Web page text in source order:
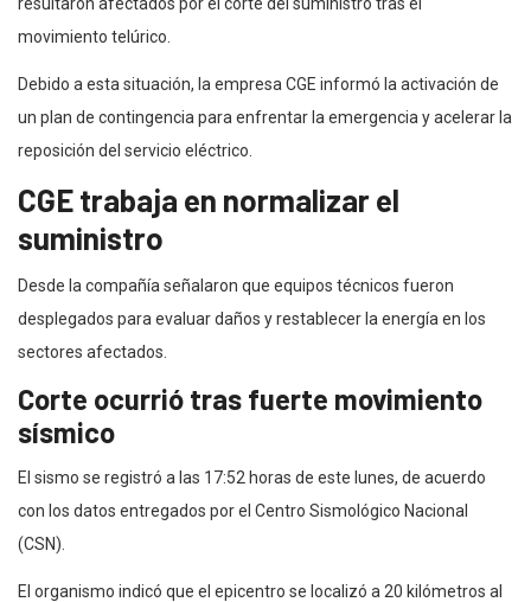
movimiento telúrico.
Debido a esta situación, la empresa CGE informó la activación de
un plan de contingencia para enfrentar la emergencia y acelerar la
reposición del servicio eléctrico.
CGE trabaja en normalizar el
suministro
Desde la compañía señalaron que equipos técnicos fueron
desplegados para evaluar daños y restablecer la energía en los
sectores afectados.
Corte ocurrió tras fuerte movimiento
sísmico
El sismo se registró a las 17:52 horas de este lunes, de acuerdo
con los datos entregados por el Centro Sismológico Nacional
(CSN).
El organismo indicó que el epicentro se localizó a 20 kilómetros al